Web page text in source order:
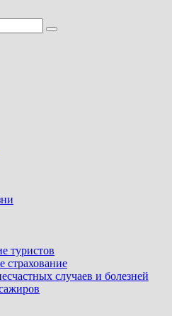
туристов
страхование
случаев и болезней